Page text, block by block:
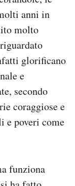
anni in
molto
glorificano
e
secondo
coraggiose e
poveri come
funziona